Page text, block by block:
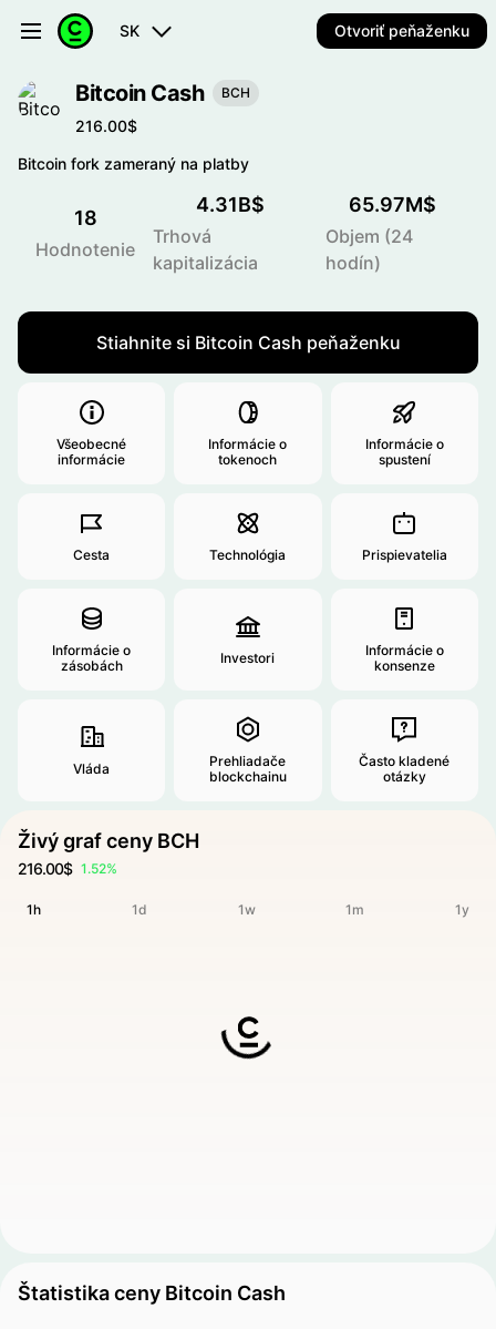
SK Otvoriť peňaženku
Bitcoin Cash BCH
216.00$
Bitcoin fork zameraný na platby
18
Hodnotenie
4.31B$
Trhová
kapitalizácia
65.97M$
Objem (24
hodín)
Stiahnite si Bitcoin Cash peňaženku
Všeobecné
informácie
Informácie o
tokenoch
Informácie o
spustení
Cesta Technológia Prispievatelia
Informácie o
zásobách
Investori
Informácie o
konsenze
Vláda
Prehliadače
blockchainu
Často kladené
otázky
Živý graf ceny BCH
216.00$ 1.52%
1h 1d 1w 1m 1y
Štatistika ceny Bitcoin Cash